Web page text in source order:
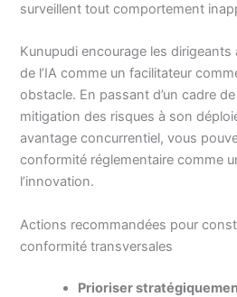
surveillent tout comportement
Kunupudi encourage les
de l’IA comme un facilitateur
obstacle. En passant d’un cadre
mitigation des risques à son
avantage concurrentiel, vous
conformité réglementaire comme
l’innovation.
Actions recommandées pour
conformité transversales
Prioriser